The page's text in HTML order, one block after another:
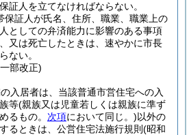
証人を立てなければならない。
保証人が氏名、住所、職業、職業上の
としての弁済能力に影響のある事項
又は死亡したときは、速やかに市長
ない。
部改正)
入居者は、当該普通市営住宅への入
等(親族又は児童若しくは親族に準ず
るもの。 次項において同じ。)以外の
るときは、公営住宅法施行規則 (昭和